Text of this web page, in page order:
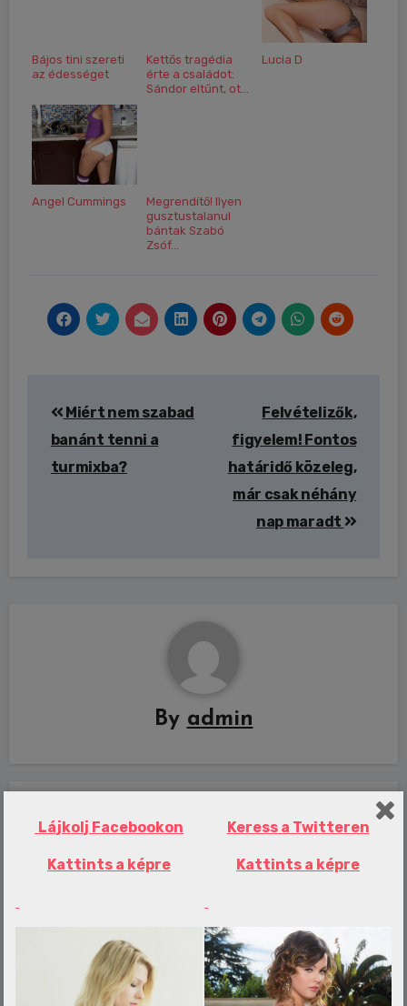
Bájos tini szereti
az édességet
Kettős tragédia
érte a családot:
Sándor eltűnt, ot...
Lucia D
Angel Cummings
Megrendítő! Ilyen
gusztustalanul
bántak Szabó
Zsóf...
navigáció
Miért nem szabad
banánt tenni a
turmixba?
Felvételizők,
figyelem! Fontos
határidő közeleg,
már csak néhány
nap maradt
By admin
Related Post
Erotika Blogok
Minitornádó volt Vas megyében – videó
admin aug 7, 2026
Lájkolj Facebookon
Kattints a képre
Keress a Twitteren
Kattints a képre